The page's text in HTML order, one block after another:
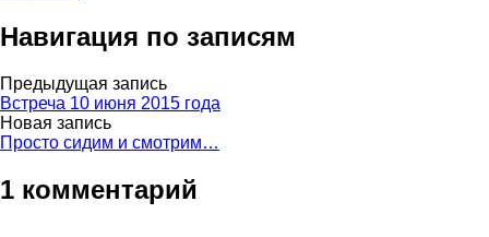
Навигация по записям
Предыдущая запись
Встреча 10 июня 2015 года
Новая запись
Просто сидим и смотрим…
1 комментарий